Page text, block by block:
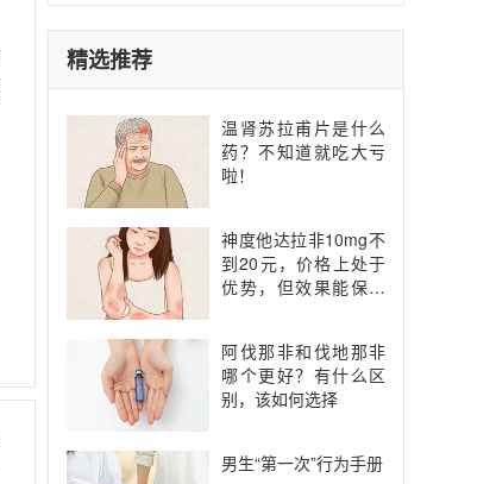
精选推荐
温肾苏拉甫片是什么
药？不知道就吃大亏
啦！
神度他达拉非10mg不
到20元，价格上处于
优势，但效果能保证
阿伐那非和伐地那非
哪个更好？有什么区
别，该如何选择
男生“第一次”行为手册